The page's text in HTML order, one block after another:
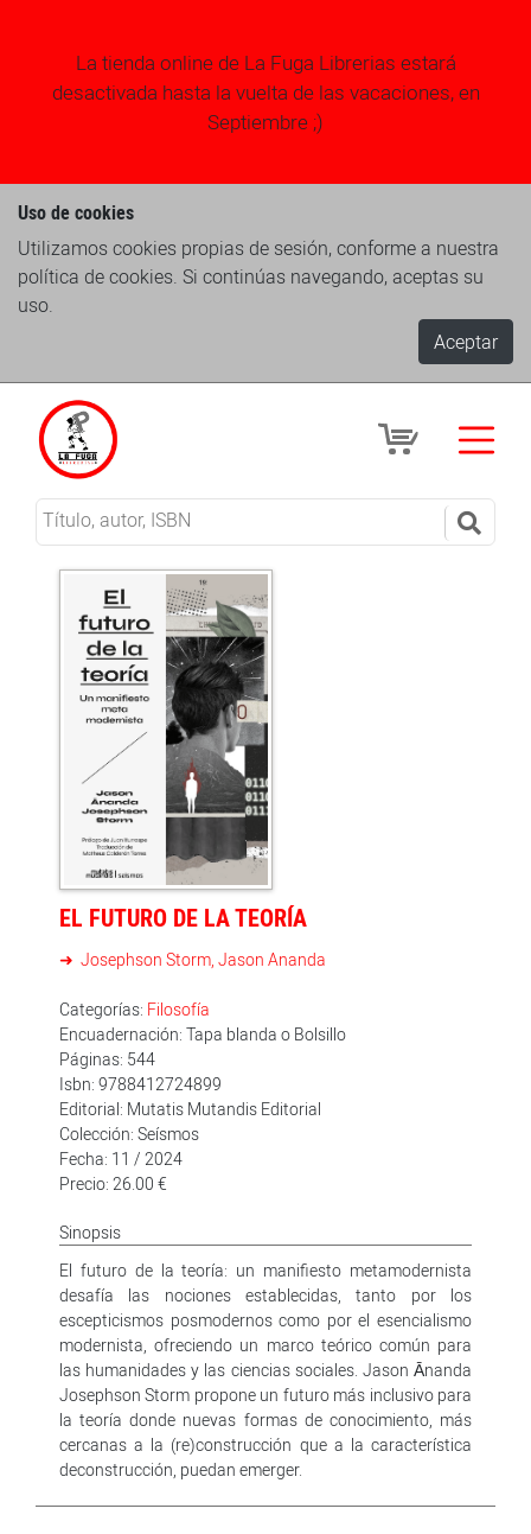
La tienda online de La Fuga Librerias estará
desactivada hasta la vuelta de las vacaciones, en
Septiembre ;)
Uso de cookies
Utilizamos cookies propias de sesión, conforme a nuestra
política de cookies. Si continúas navegando, aceptas su
uso.
Aceptar
EL FUTURO DE LA TEORÍA
Josephson Storm, Jason Ananda
Categorías: Filosofía
Encuadernación: Tapa blanda o Bolsillo
Páginas: 544
Isbn: 9788412724899
Editorial: Mutatis Mutandis Editorial
Colección: Seísmos
Fecha: 11 / 2024
Precio: 26.00 €
Sinopsis
El futuro de la teoría: un manifiesto metamodernista
desafía las nociones establecidas, tanto por los
escepticismos posmodernos como por el esencialismo
modernista, ofreciendo un marco teórico común para
las humanidades y las ciencias sociales. Jason Ānanda
Josephson Storm propone un futuro más inclusivo para
la teoría donde nuevas formas de conocimiento, más
cercanas a la (re)construcción que a la característica
deconstrucción, puedan emerger.